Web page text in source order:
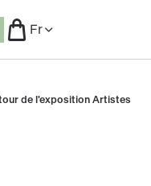
Fr
de l'exposition Artistes